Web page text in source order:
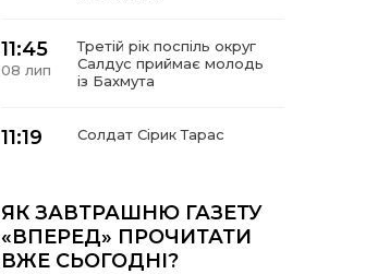
11:45
08 лип
Третій рік поспіль округ
Салдус приймає молодь
із Бахмута
11:19
Солдат Сірик Тарас
14:07
06 лип
Де тчуться долі
ЯК ЗАВТРАШНЮ ГАЗЕТУ
«ВПЕРЕД» ПРОЧИТАТИ
ВЖЕ СЬОГОДНІ?